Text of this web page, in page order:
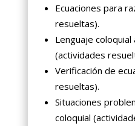
Ecuaciones para
resueltas).
Lenguaje coloquial
(actividades
Verificación de
resueltas).
Situaciones
coloquial